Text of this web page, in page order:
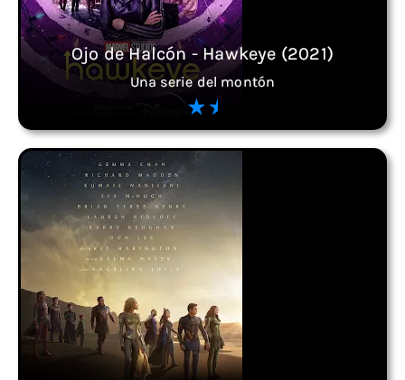
Ojo de Halcón - Hawkeye (2021)
Una serie del montón